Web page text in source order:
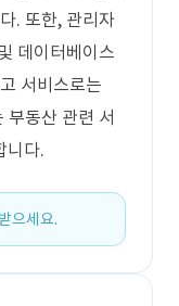
. 또한, 관리자
데이터베이스
서비스로는
부동산 관련 서
니다.
으세요.